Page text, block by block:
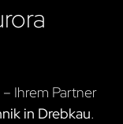
– Ihrem Partner
in Drebkau.